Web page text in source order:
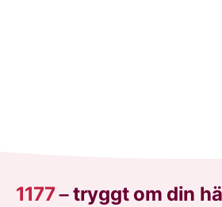
1177–tryggt om din